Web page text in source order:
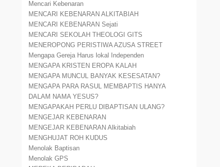
Mencari Kebenaran
MENCARI KEBENARAN ALKITABIAH
MENCARI KEBENARAN Sejati
MENCARI SEKOLAH THEOLOGI GITS
MENEROPONG PERISTIWA AZUSA STREET
Mengapa Gereja Harus lokal Independen
MENGAPA KRISTEN EROPA KALAH
MENGAPA MUNCUL BANYAK KESESATAN?
MENGAPA PARA RASUL MEMBAPTIS HANYA
DALAM NAMA YESUS?
MENGAPAKAH PERLU DIBAPTISAN ULANG?
MENGEJAR KEBENARAN
MENGEJAR KEBENARAN Alkitabiah
MENGHUJAT ROH KUDUS
Menolak Baptisan
Menolak GPS